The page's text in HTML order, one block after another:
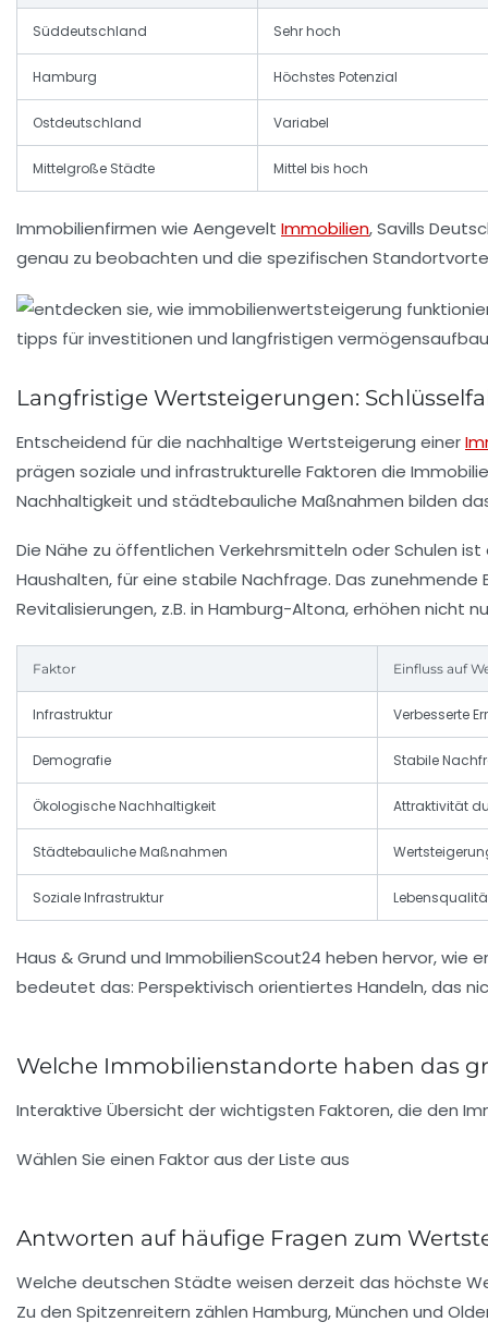
Süddeutschland Sehr hoch
Hamburg Höchstes Potenzial
Ostdeutschland Variabel
Mittelgroße Städte Mittel bis hoch
Immobilienfirmen wie Aengevelt Immobilien, Savills
genau zu beobachten und die spezifischen
Langfristige Wertsteigerungen:
Entscheidend für die nachhaltige Wertsteigerung einer
prägen soziale und infrastrukturelle Faktoren die
Nachhaltigkeit und städtebauliche Maßnahmen bilden
Die Nähe zu öffentlichen Verkehrsmitteln oder Schulen
Haushalten, für eine stabile Nachfrage. Das
Revitalisierungen, z.B. in Hamburg-Altona, erhöhen
Faktor Einfluss auf
Infrastruktur Verbesserte
Demografie Stabile
Ökologische Nachhaltigkeit Attraktivität
Städtebauliche Maßnahmen
Soziale Infrastruktur
Haus & Grund und ImmobilienScout24 heben hervor, wie
bedeutet das: Perspektivisch orientiertes Handeln, das
Welche Immobilienstandorte haben das
Interaktive Übersicht der wichtigsten Faktoren, die den
Wählen Sie einen Faktor aus der Liste aus
Antworten auf häufige Fragen zum
Welche deutschen Städte weisen derzeit das höchste
Zu den Spitzenreitern zählen Hamburg, München und